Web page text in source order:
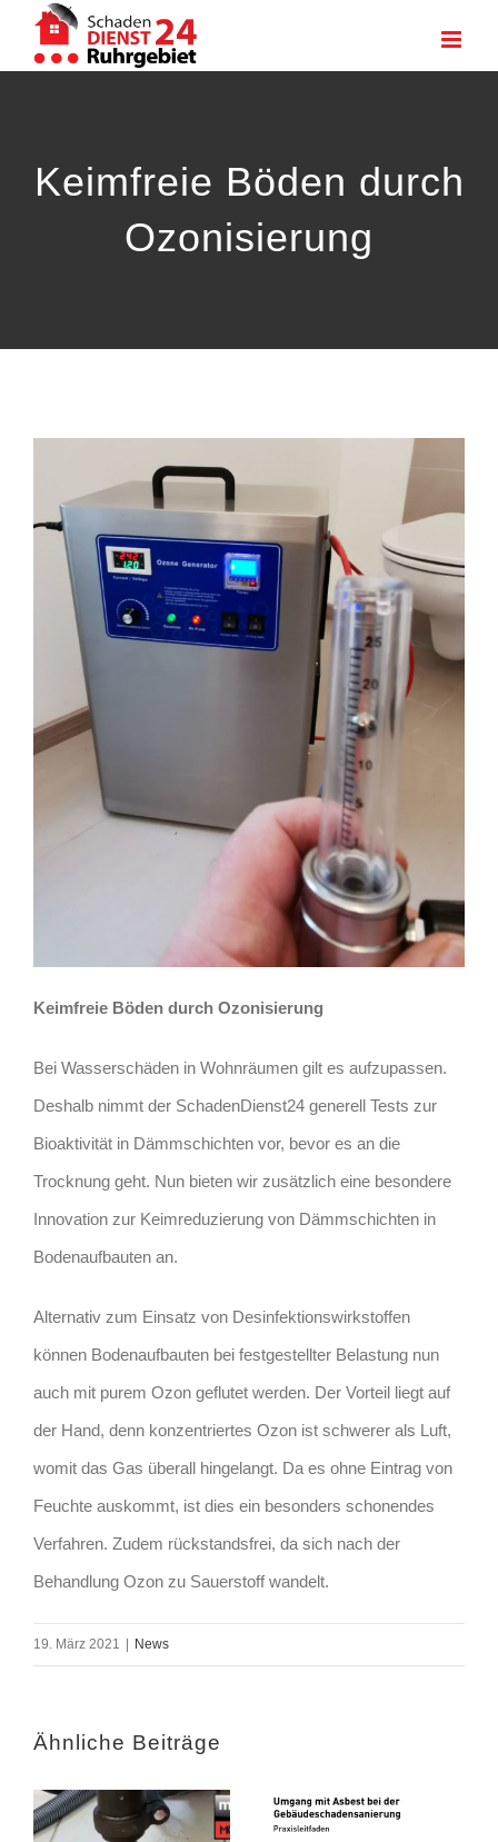
Inhalt
Keimfreie Böden durch
Ozonisierung
Keimfreie Böden durch Ozonisierung
Bei Wasserschäden in Wohnräumen gilt es aufzupassen.
Deshalb nimmt der SchadenDienst24 generell Tests zur
Bioaktivität in Dämmschichten vor, bevor es an die
Trocknung geht. Nun bieten wir zusätzlich eine besondere
Innovation zur Keimreduzierung von Dämmschichten in
Bodenaufbauten an.
Alternativ zum Einsatz von Desinfektionswirkstoffen
können Bodenaufbauten bei festgestellter Belastung nun
auch mit purem Ozon geflutet werden. Der Vorteil liegt auf
der Hand, denn konzentriertes Ozon ist schwerer als Luft,
womit das Gas überall hingelangt. Da es ohne Eintrag von
Feuchte auskommt, ist dies ein besonders schonendes
Verfahren. Zudem rückstandsfrei, da sich nach der
Behandlung Ozon zu Sauerstoff wandelt.
19. März 2021 News
Ähnliche Beiträge